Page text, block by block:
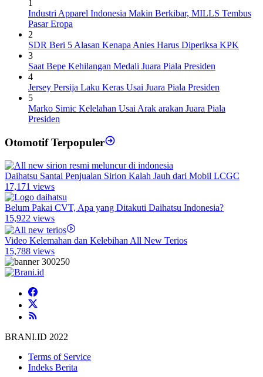
1
Industri Apparel Indonesia Makin Berkibar, MILLS Tembus
Pasar Eropa
2
SDR Beri 5 Alasan Kenapa Anies Harus Diperiksa KPK
3
Saat Bepe Kehilangan Medali Juara Piala Presiden
4
Jersey Persija Laku Keras Usai Juara Piala Presiden
5
Marko Simic Kelelahan Usai Arak arakan Juara Piala
Presiden
Otomotif Terpopuler
Daihatsu Santai Penjualan Sirion Kalah Jauh dari Mobil LCGC
17,171 views
Belum Pakai CVT, Apa yang Ditakuti Daihatsu Indonesia?
15,922 views
Video Kelemahan dan Kelebihan All New Terios
15,788 views
BRANI.ID 2022
Terms of Service
Indeks Berita